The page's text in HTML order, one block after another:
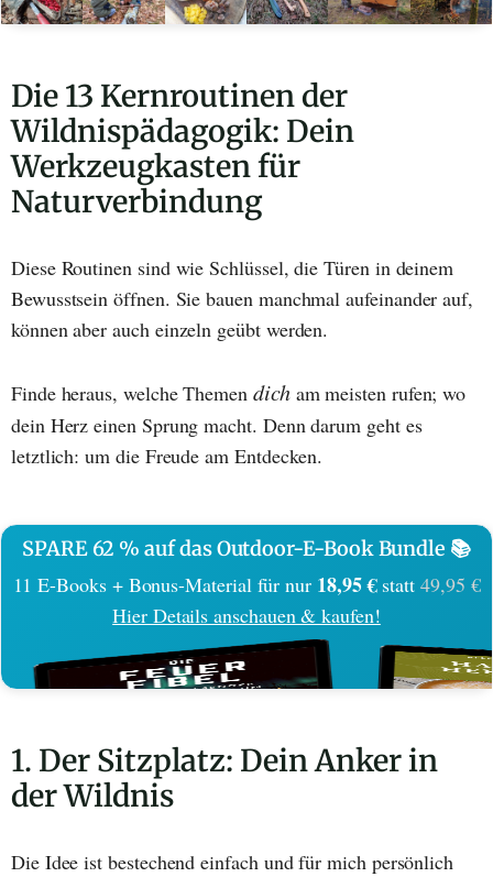
Die 13 Kernroutinen der
Wildnispädagogik: Dein
Werkzeugkasten für
Naturverbindung
Diese Routinen sind wie Schlüssel, die Türen in deinem
Bewusstsein öffnen. Sie bauen manchmal aufeinander auf,
können aber auch einzeln geübt werden.
Finde heraus, welche Themen dicham meisten rufen; wo
dein Herz einen Sprung macht. Denn darum geht es
letztlich: um die Freude am Entdecken.
SPARE 62 % auf das Outdoor-E-Book Bundle 📚
11 E-Books + Bonus-Material für nur 18,95 €statt 49,95 €
Hier Details anschauen & kaufen!
1. Der Sitzplatz: Dein Anker in
der Wildnis
Die Idee ist bestechend einfach und für mich persönlich